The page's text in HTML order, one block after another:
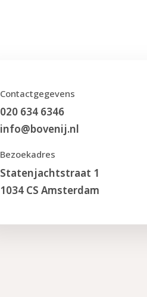
Contactgegevens
020 634 6346
info@bovenij.nl
Bezoekadres
Statenjachtstraat 1
1034 CS Amsterdam